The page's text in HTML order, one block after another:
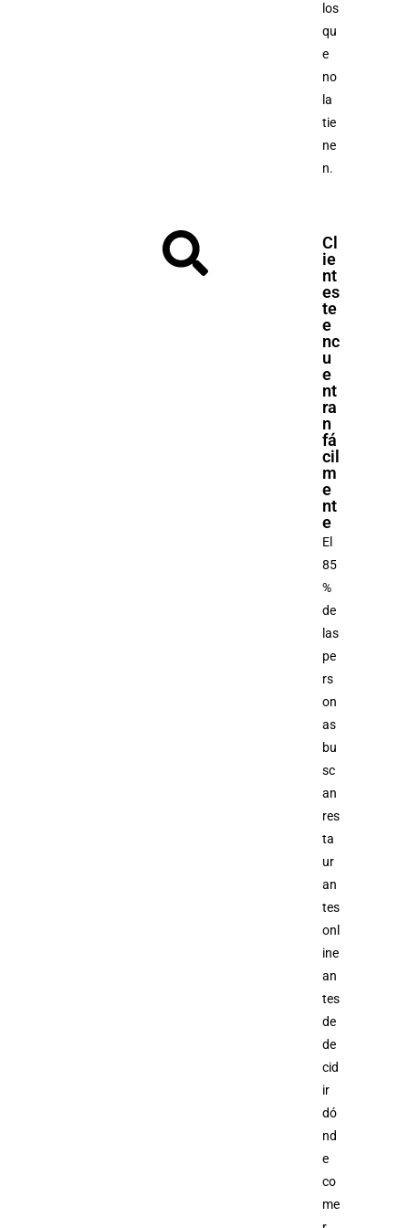
los
qu
e
no
la
tie
ne
n.
Cl
ie
nt
es
te
e
nc
u
e
nt
ra
n
fá
cil
m
e
nt
e
El
85
%
de
las
pe
rs
on
as
bu
sc
an
res
ta
ur
an
tes
onl
ine
an
tes
de
de
cid
ir
dó
nd
e
co
me